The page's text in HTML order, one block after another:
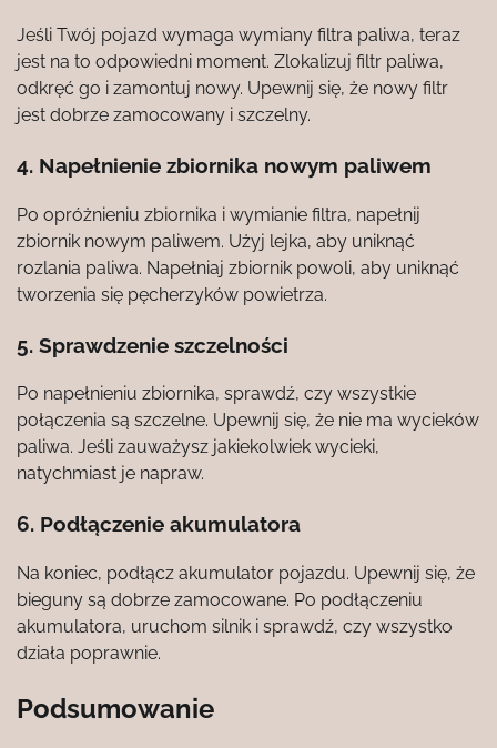
Jeśli Twój pojazd wymaga wymiany filtra paliwa, teraz
jest na to odpowiedni moment. Zlokalizuj filtr paliwa,
odkręć go i zamontuj nowy. Upewnij się, że nowy filtr
jest dobrze zamocowany i szczelny.
4. Napełnienie zbiornika nowym paliwem
Po opróżnieniu zbiornika i wymianie filtra, napełnij
zbiornik nowym paliwem. Użyj lejka, aby uniknąć
rozlania paliwa. Napełniaj zbiornik powoli, aby uniknąć
tworzenia się pęcherzyków powietrza.
5. Sprawdzenie szczelności
Po napełnieniu zbiornika, sprawdź, czy wszystkie
połączenia są szczelne. Upewnij się, że nie ma wycieków
paliwa. Jeśli zauważysz jakiekolwiek wycieki,
natychmiast je napraw.
6. Podłączenie akumulatora
Na koniec, podłącz akumulator pojazdu. Upewnij się, że
bieguny są dobrze zamocowane. Po podłączeniu
akumulatora, uruchom silnik i sprawdź, czy wszystko
działa poprawnie.
Podsumowanie